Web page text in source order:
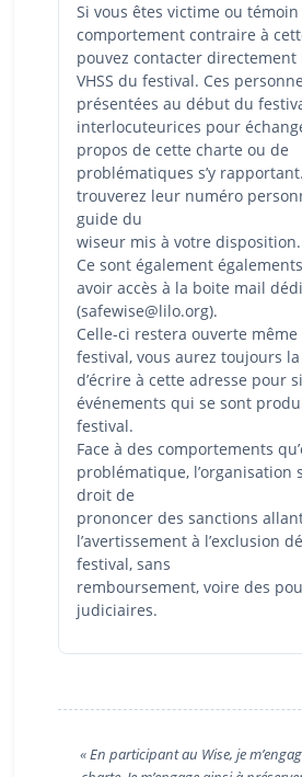
Si vous êtes victime ou témoin
comportement contraire à
pouvez contacter directement
VHSS du festival. Ces
présentées au début du
interlocuteurices pour
propos de cette charte ou de
problématiques s’y
trouverez leur numéro
guide du
wiseur mis à votre disposition.
Ce sont également
avoir accès à la boite mail
(safewise@lilo.org).
Celle-ci restera ouverte
festival, vous aurez toujours
d’écrire à cette adresse pour
événements qui se sont
festival.
Face à des comportements
problématique, l’organisation
droit de
prononcer des sanctions
l’avertissement à l’exclusion
festival, sans
remboursement, voire des
judiciaires.
« En participant au Wise, je